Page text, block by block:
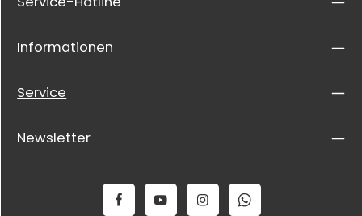
Informationen
Service
Newsletter